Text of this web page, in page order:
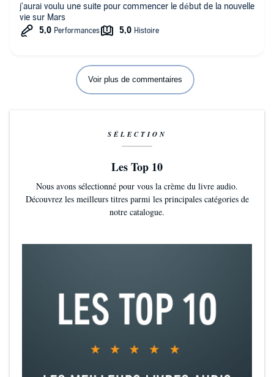
j'aurai voulu une suite pour commencer le début de la nouvelle
vie sur Mars
Voir plus de commentaires
SÉLECTION
Les Top 10
Nous avons sélectionné pour vous la crème du livre audio.
Découvrez les meilleurs titres parmi les principales catégories de
notre catalogue.